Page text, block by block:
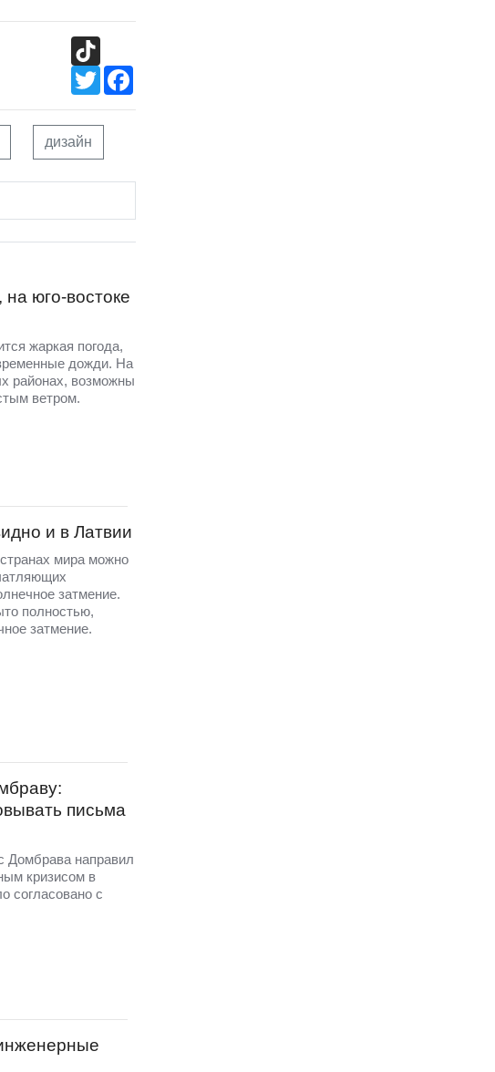
TikTok
TwitterFacebook
дизайн
юго-востоке
жаркая погода,
дожди. На
районах, возможны
ветром.
и в Латвии
мира можно
затмение.
полностью,
затмение.
письма
Домбрава направил
кризисом в
согласовано с